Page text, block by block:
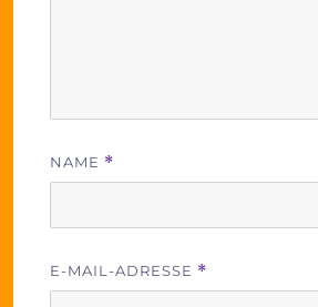
NAME *
E-MAIL-ADRESSE *